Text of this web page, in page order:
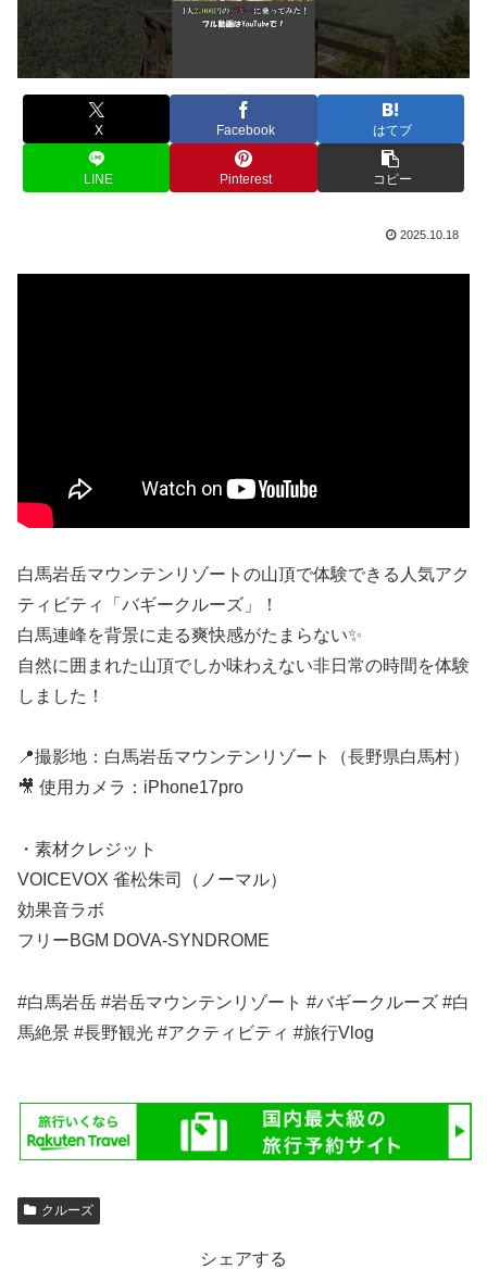
X Facebook はてブ
LINE Pinterest コピー
2025.10.18
白馬岩岳マウンテンリゾートの山頂で体験できる人気アク
ティビティ「バギークルーズ」！
白馬連峰を背景に走る爽快感がたまらない✨
自然に囲まれた山頂でしか味わえない非日常の時間を体験
しました！
📍撮影地：白馬岩岳マウンテンリゾート（長野県白馬村）
🎥 使用カメラ：iPhone17pro
・素材クレジット
VOICEVOX 雀松朱司（ノーマル）
効果音ラボ
フリーBGM DOVA-SYNDROME
#白馬岩岳 #岩岳マウンテンリゾート #バギークルーズ #白
馬絶景 #長野観光 #アクティビティ #旅行Vlog
クルーズ
シェアする